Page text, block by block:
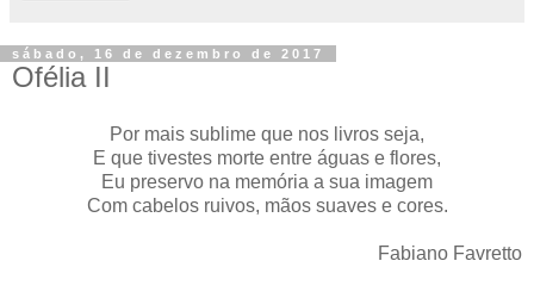
sábado, 16 de dezembro de 2017
Ofélia II
Por mais sublime que nos livros seja,
E que tivestes morte entre águas e flores,
Eu preservo na memória a sua imagem
Com cabelos ruivos, mãos suaves e cores.
Fabiano Favretto